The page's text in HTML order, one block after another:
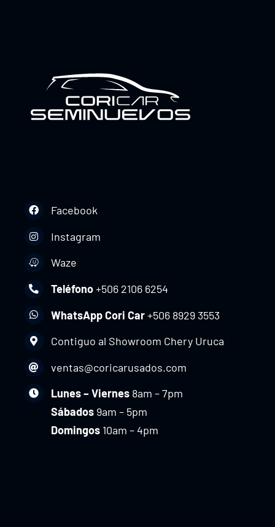
Facebook
Instagram
Waze
Teléfono+506 2106 6254
WhatsApp Cori Car+506 8929 3553
Contiguo al Showroom Chery Uruca
ventas@coricarusados.com
Lunes – Viernes 8am – 7pm
Sábados 9am – 5pm
Domingos 10am – 4pm